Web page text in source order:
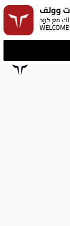
وولف
طلب لك مع كود: